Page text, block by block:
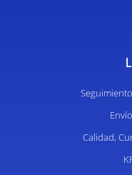
Calidad,